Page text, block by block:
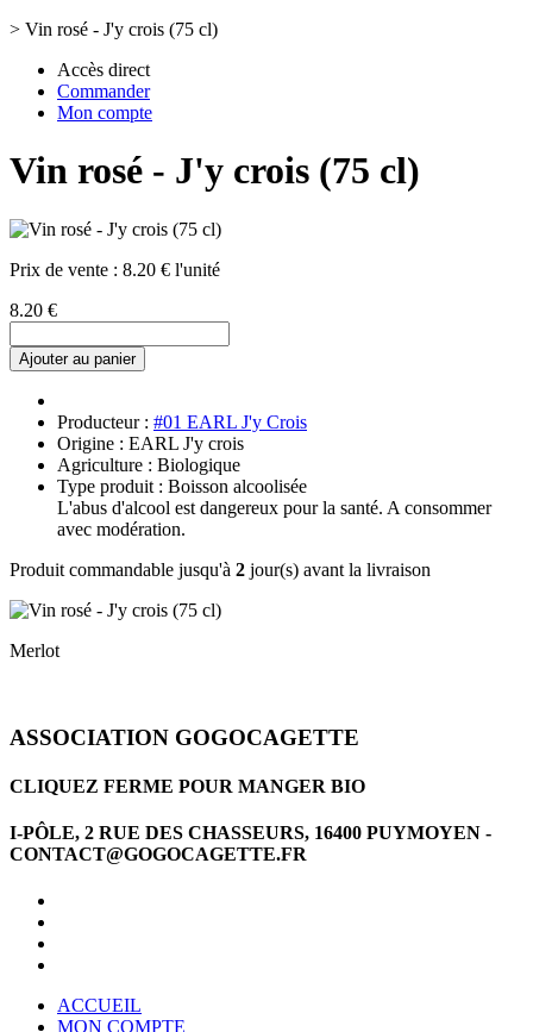
> Vin rosé - J'y crois (75 cl)
Accès direct
Commander
Mon compte
Vin rosé - J'y crois (75 cl)
Prix de vente : 8.20 € l'unité
8.20 €
Ajouter au panier
Producteur : #01 EARL J'y Crois
Origine : EARL J'y crois
Agriculture : Biologique
Type produit : Boisson alcoolisée
L'abus d'alcool est dangereux pour la santé. A consommer
avec modération.
Produit commandable jusqu'à 2 jour(s) avant la livraison
Merlot
ASSOCIATION GOGOCAGETTE
CLIQUEZ FERME POUR MANGER BIO
I-PÔLE, 2 RUE DES CHASSEURS, 16400 PUYMOYEN -
CONTACT@GOGOCAGETTE.FR
ACCUEIL
MON COMPTE